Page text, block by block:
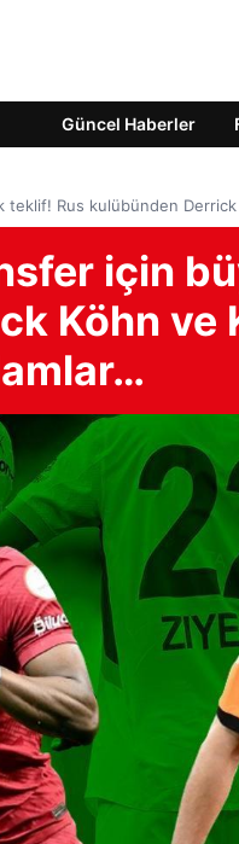
Güncel Haberler
teklif! Rus kulübünden
için
Köhn ve